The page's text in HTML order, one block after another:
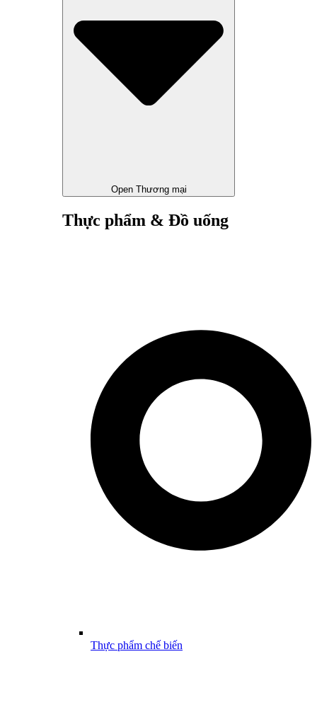
Open Thương mại
Thực phẩm & Đồ uống
Thực phẩm chế biến